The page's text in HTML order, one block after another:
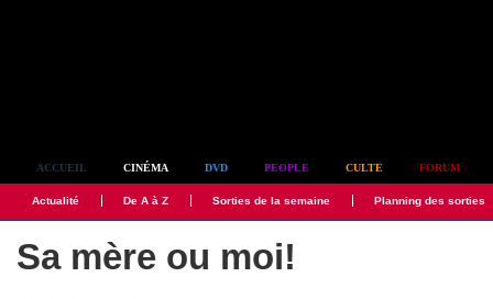
ACCUEIL CINÉMA DVD PEOPLE CULTE FORUM
Actualité De A à Z Sorties de la semaine Planning des sorties
Sa mère ou moi!